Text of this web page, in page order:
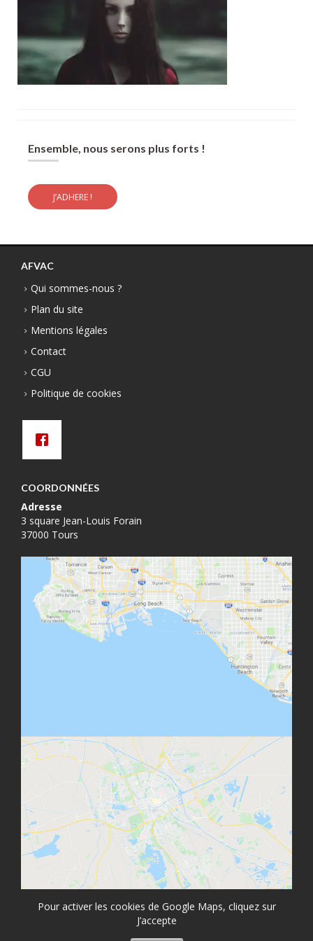
Ensemble, nous serons plus forts !
J’ADHERE !
AFVAC
Qui sommes-nous ?
Plan du site
Mentions légales
Contact
CGU
Politique de cookies
COORDONNÉES
Adresse
3 square Jean-Louis Forain
37000 Tours
Pour activer les cookies de Google Maps, cliquez sur
J’accepte